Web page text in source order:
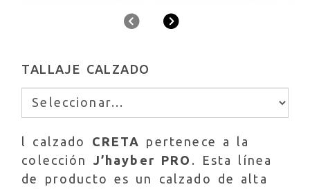
AnteriorSiguiente
TALLAJE CALZADO
l calzado CRETA
pertenece a la
colección J’hayber PRO . Esta línea
de producto es un calzado de alta